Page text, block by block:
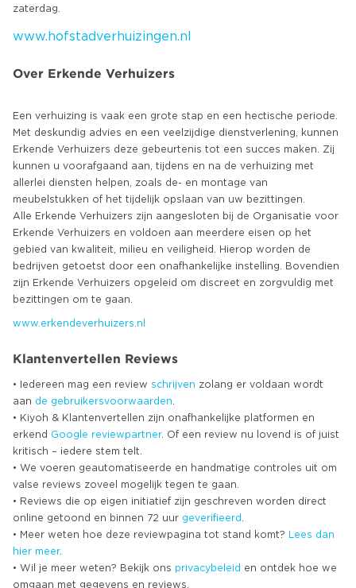
www.hofstadverhuizingen.nl
Over Erkende Verhuizers
Een verhuizing is vaak een grote stap en een hectische periode.
Met deskundig advies en een veelzijdige dienstverlening, kunnen
Erkende Verhuizers deze gebeurtenis tot een succes maken. Zij
kunnen u voorafgaand aan, tijdens en na de verhuizing met
allerlei diensten helpen, zoals de- en montage van
meubelstukken of het tijdelijk opslaan van uw bezittingen.
Alle Erkende Verhuizers zijn aangesloten bij de Organisatie voor
Erkende Verhuizers en voldoen aan meerdere eisen op het
gebied van kwaliteit, milieu en veiligheid. Hierop worden de
bedrijven getoetst door een onafhankelijke instelling. Bovendien
zijn Erkende Verhuizers opgeleid om discreet en zorgvuldig met
www.erkendeverhuizers.nl
Klantenvertellen Reviews
• Iedereen mag een review schrijven zolang er voldaan wordt
aan de gebruikersvoorwaarden
• Kiyoh & Klantenvertellen zijn onafhankelijke platformen en
erkend Google reviewpartner. Of een review nu lovend is of juist
kritisch – iedere stem telt.
• We voeren geautomatiseerde en handmatige controles uit om
valse reviews zoveel mogelijk tegen te gaan.
• Reviews die op eigen initiatief zijn geschreven worden direct
online getoond en binnen 72 uur geverifieerd
• Meer weten hoe deze reviewpagina tot stand komt?
Lees dan
hier meer.
• Wil je meer weten? Bekijk ons privacybeleid en ontdek hoe we
omgaan met gegevens en reviews.